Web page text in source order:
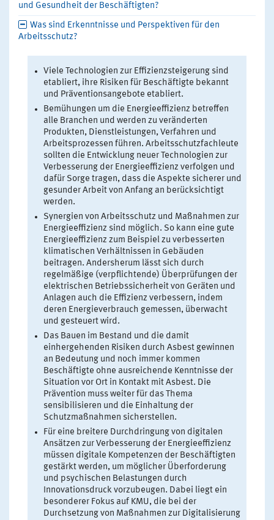
und Gesundheit der Beschäftigten?
Was sind Erkenntnisse und Perspektiven für den
Arbeitsschutz?
Viele Technologien zur Effizienzsteigerung sind
etabliert, ihre Risiken für Beschäftigte bekannt
und Präventionsangebote etabliert.
Bemühungen um die Energieeffizienz betreffen
alle Branchen und werden zu veränderten
Produkten, Dienstleistungen, Verfahren und
Arbeitsprozessen führen. Arbeitsschutzfachleute
sollten die Entwicklung neuer Technologien zur
Verbesserung der Energieeffizienz verfolgen und
dafür Sorge tragen, dass die Aspekte sicherer und
gesunder Arbeit von Anfang an berücksichtigt
werden.
Synergien von Arbeitsschutz und Maßnahmen zur
Energieeffizienz sind möglich. So kann eine gute
Energieeffizienz zum Beispiel zu verbesserten
klimatischen Verhältnissen in Gebäuden
beitragen. Andersherum lässt sich durch
regelmäßige (verpflichtende) Überprüfungen der
elektrischen Betriebssicherheit von Geräten und
Anlagen auch die Effizienz verbessern, indem
deren Energieverbrauch gemessen, überwacht
und gesteuert wird.
Das Bauen im Bestand und die damit
einhergehenden Risiken durch Asbest gewinnen
an Bedeutung und noch immer kommen
Beschäftigte ohne ausreichende Kenntnisse der
Situation vor Ort in Kontakt mit Asbest. Die
Prävention muss weiter für das Thema
sensibilisieren und die Einhaltung der
Schutzmaßnahmen sicherstellen.
Für eine breitere Durchdringung von digitalen
Ansätzen zur Verbesserung der Energieeffizienz
müssen digitale Kompetenzen der Beschäftigten
gestärkt werden, um möglicher Überforderung
und psychischen Belastungen durch
Innovationsdruck vorzubeugen. Dabei liegt ein
besonderer Fokus auf KMU, die bei der
Durchsetzung von Maßnahmen zur Digitalisierung